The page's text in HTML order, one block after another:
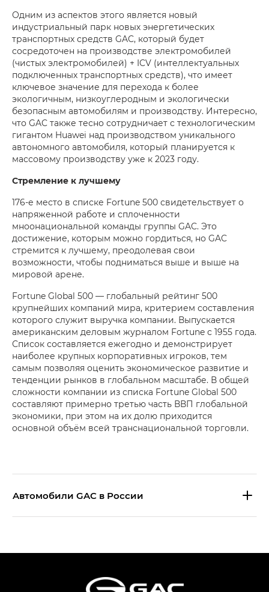
Одним из аспектов этого является новый
индустриальный парк новых энергетических
транспортных средств GAC, который будет
сосредоточен на производстве электромобилей
(чистых электромобилей) + ICV (интеллектуальных
подключенных транспортных средств), что имеет
ключевое значение для перехода к более
экологичным, низкоуглеродным и экологически
безопасным автомобилям и производству. Интересно,
что GAC также тесно сотрудничает с технологическим
гигантом Huawei над производством уникального
автономного автомобиля, который планируется к
массовому производству уже к 2023 году.
Стремление к лучшему
176-е место в списке Fortune 500 свидетельствует о
напряженной работе и сплоченности
мноонациональной команды группы GAC. Это
достижение, которым можно гордиться, но GAC
стремится к лучшему, преодолевая свои
возможности, чтобы подниматься выше и выше на
мировой арене.
Fortune Global 500 — глобальный рейтинг 500
крупнейших компаний мира, критерием составления
которого служит выручка компании. Выпускается
американским деловым журналом Fortune с 1955 года.
Список составляется ежегодно и демонстрирует
наиболее крупных корпоративных игроков, тем
самым позволяя оценить экономическое развитие и
тенденции рынков в глобальном масштабе. В общей
сложности компании из списка Fortune Global 500
составляют примерно третью часть ВВП глобальной
экономики, при этом на их долю приходится
основной объём всей транснациональной торговли.
Aвтомобили GAC в России
Эс Икс ПРЕМИУМ — SX PREMIUM
S7 — Эс 7 (S7) в комплектациях
Эс Икс ПРЕМИУМ — SX PREMIUM, Эс Тэ — ST